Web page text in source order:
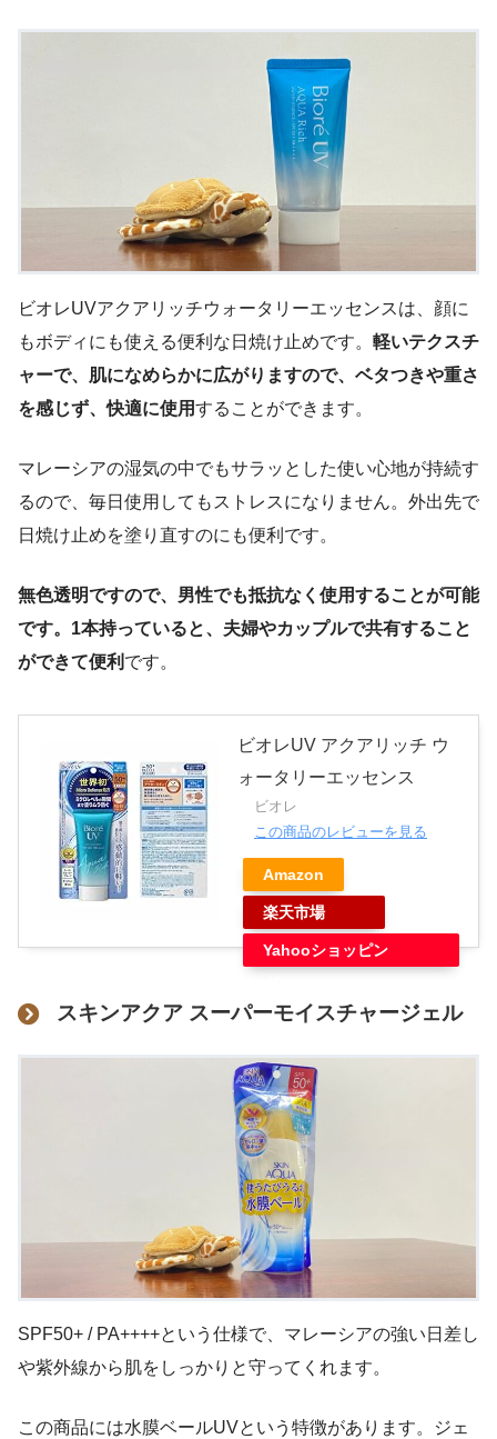
ビオレUVアクアリッチウォータリーエッセンスは、顔に
もボディにも使える便利な日焼け止めです。 軽いテクスチ
ャーで、肌になめらかに広がりますので、ベタつきや重さ
を感じず、快適に使用することができます。
マレーシアの湿気の中でもサラッとした使い心地が持続す
るので、毎日使用してもストレスになりません。外出先で
日焼け止めを塗り直すのにも便利です。
無色透明ですので、男性でも抵抗なく使用することが可能
です。1本持っていると、夫婦やカップルで共有すること
ができて便利 です。
ビオレUV アクアリッチ ウ
ォータリーエッセンス
ビオレ
この商品のレビューを見る
Amazon
楽天市場
Yahooショッピン
スキンアクア スーパーモイスチャージェル
SPF50+ / PA++++という仕様で、マレーシアの強い日差し
や紫外線から肌をしっかりと守ってくれます。
この商品には水膜ベールUVという特徴があります。ジェ